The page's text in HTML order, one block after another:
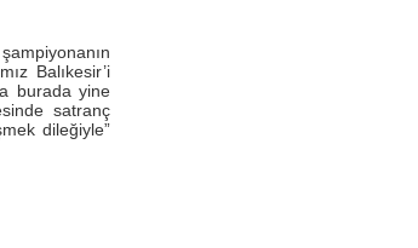
Balıkesir’i
burada yine
satranç
dileğiyle”